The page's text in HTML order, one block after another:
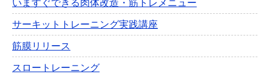
いますぐできる肉体改造・筋トレメニュー
サーキットトレーニング実践講座
筋膜リリース
スロートレーニング